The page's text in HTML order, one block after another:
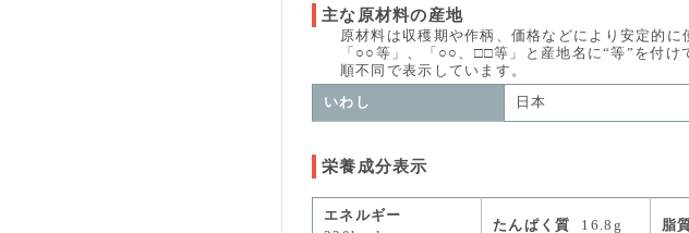
主な原材料の産地
原材料は収穫期や作柄、価格などにより安定的に使
「○○等」、「○○、□□等」と産地名に“等”を付けて
順不同で表示しています。
いわし 日本
栄養成分表示
エネルギー
たんぱく質 16.8g 脂